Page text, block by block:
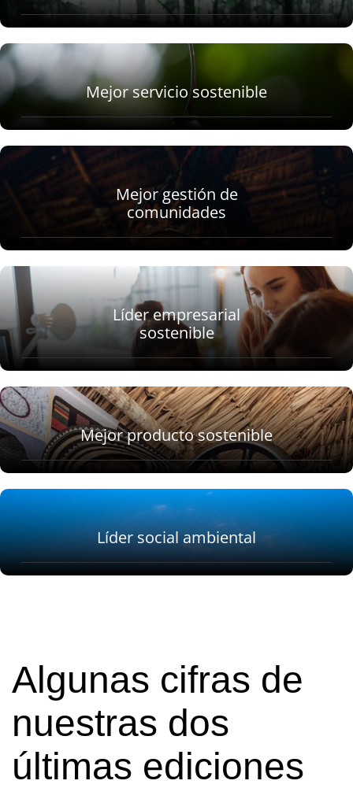
Mejor servicio sostenible
Mejor gestión de
comunidades
Líder empresarial
sostenible
Mejor producto sostenible
Líder social ambiental
Algunas cifras de
nuestras dos
últimas ediciones